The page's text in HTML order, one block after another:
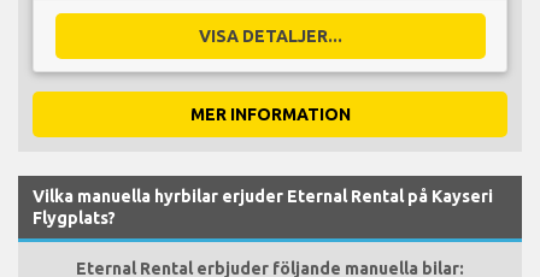
VISA DETALJER...
MER INFORMATION
Vilka manuella hyrbilar erjuder Eternal Rental på Kayseri
Flygplats?
Eternal Rental erbjuder följande manuella bilar: